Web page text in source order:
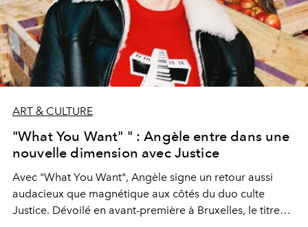
ART & CULTURE
"What You Want" " : Angèle entre dans une
nouvelle dimension avec Justice
Avec "What You Want", Angèle signe un retour aussi
audacieux que magnétique aux côtés du duo culte
Justice. Dévoilé en avant-première à Bruxelles, le titre